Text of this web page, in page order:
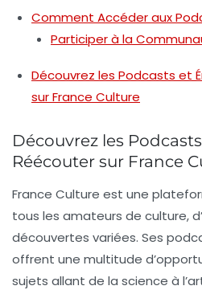
Comment Accéder aux
Participer à la
Découvrez les Podcasts et
sur France Culture
Découvrez les
Réécouter sur France
France Culture est une
tous les amateurs de culture,
découvertes variées. Ses
offrent une multitude
sujets allant de la science à